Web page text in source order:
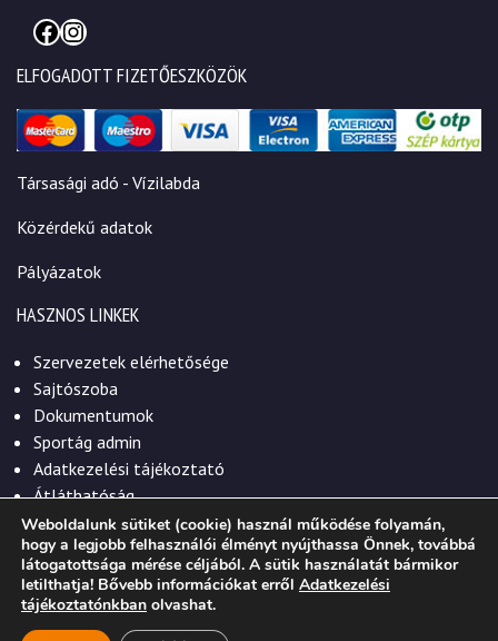
Facebook
Instagram
ELFOGADOTT FIZETŐESZKÖZÖK
Társasági adó - Vízilabda
Közérdekű adatok
Pályázatok
HASZNOS LINKEK
Szervezetek elérhetősége
Sajtószoba
Dokumentumok
Sportág admin
Adatkezelési tájékoztató
Átláthatóság
© 2026. Szekszárdi Sportközpont Nonprofit Kft.
Weboldalunk sütiket (cookie) használ működése folyamán,
hogy a legjobb felhasználói élményt nyújthassa Önnek, továbbá
látogatottsága mérése céljából. A sütik használatát bármikor
letilthatja! Bővebb információkat erről Adatkezelési
tájékoztatónkban olvashat.